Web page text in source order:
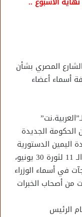
المصري بشأن
أسماء أعضاء
الحكومة الجديدة
اليمين الدستورية
نهاية الأسبوع الجاري، لتتزامن مع الذكرى الـ 11 لثورة 30 يونيو،
في أسماء الوزراء
من أصحاب الخبرات
الرئيس